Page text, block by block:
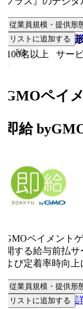
従業員規模・提供形態
業員規模 提供形
名以上
サービ
リストに追加する 詳
5 位
ペイメ
給 byGMO
ペイメントゲ
する給与前払サ
び定着率時向上
従業員規模・提供形態
従業員規模
リストに追加する 詳